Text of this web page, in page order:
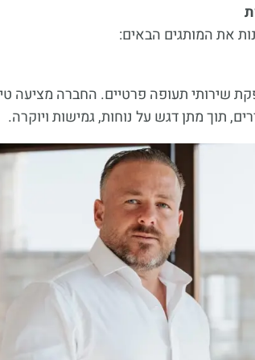
את המותגים הבאים:
שירותי תעופה פרטיים. החברה מציעה
תוך מתן דגש על נוחות, גמישות ויוקרה.